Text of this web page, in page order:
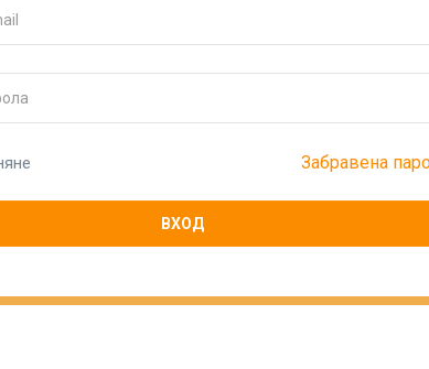
Забравена
ВХОД